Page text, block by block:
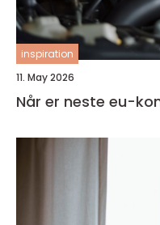
inspiration
11. May 2026
Når er neste eu-